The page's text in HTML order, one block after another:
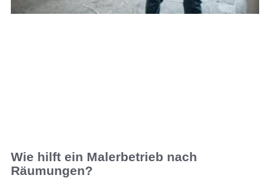
Wie hilft ein Malerbetrieb nach
Räumungen?